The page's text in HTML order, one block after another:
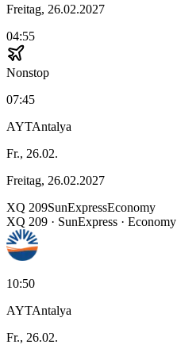
Freitag, 26.02.2027
04:55
Nonstop
07:45
AYTAntalya
Fr., 26.02.
Freitag, 26.02.2027
XQ 209SunExpressEconomy
XQ 209 · SunExpress · Economy
10:50
AYTAntalya
Fr., 26.02.